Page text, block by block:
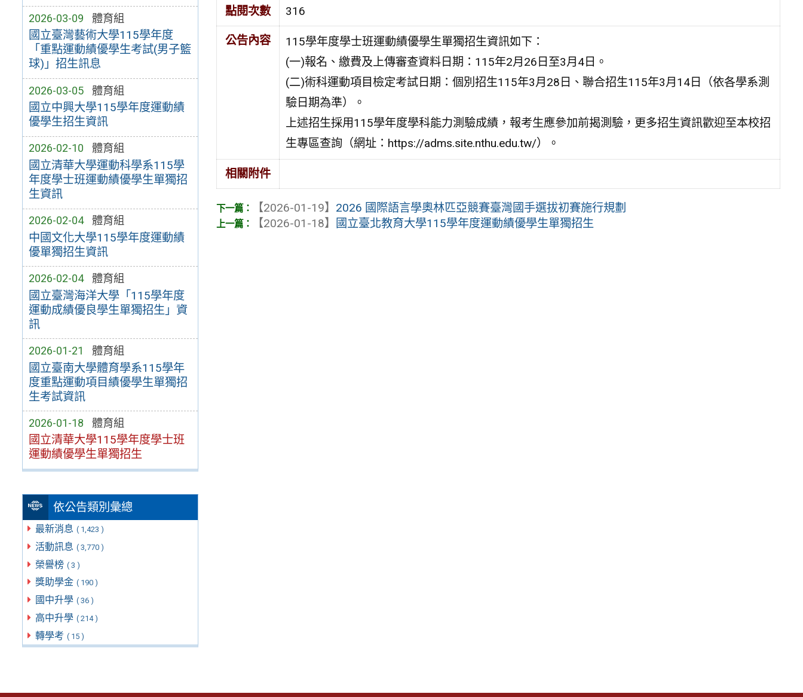
2026-03-09 體育組
國立臺灣藝術大學115學年度
「重點運動績優學生考試(男子籃
球)」招生訊息
2026-03-05 體育組
國立中興大學115學年度運動績
優學生招生資訊
2026-02-10 體育組
國立清華大學運動科學系115學
年度學士班運動績優學生單獨招
生資訊
2026-02-04 體育組
中國文化大學115學年度運動績
優單獨招生資訊
2026-02-04 體育組
國立臺灣海洋大學「115學年度
運動成績優良學生單獨招生」資
訊
2026-01-21 體育組
國立臺南大學體育學系115學年
度重點運動項目績優學生單獨招
生考試資訊
2026-01-18 體育組
國立清華大學115學年度學士班
運動績優學生單獨招生
依公告類別彙總
最新消息 ( 1,423 )
活動訊息 ( 3,770 )
榮譽榜 ( 3 )
獎助學金 ( 190 )
國中升學 ( 36 )
高中升學 ( 214 )
轉學考 ( 15 )
點閱次數 316
公告內容
115學年度學士班運動績優學生單獨招生資訊如下：
(一)報名、繳費及上傳審查資料日期：115年2月26日至3月4日。
(二)術科運動項目檢定考試日期：個別招生115年3月28日、聯合招生115年3月14日（依各學系測
驗日期為準）。
上述招生採用115學年度學科能力測驗成績，報考生應參加前揭測驗，更多招生資訊歡迎至本校招
生專區查詢（網址：https://adms.site.nthu.edu.tw/）。
相關附件
【2026-01-19】 2026 國際語言學奧林匹亞競賽臺灣國手選拔初賽施行規劃
【2026-01-18】
國立臺北教育大學115學年度運動績優學生單獨招生